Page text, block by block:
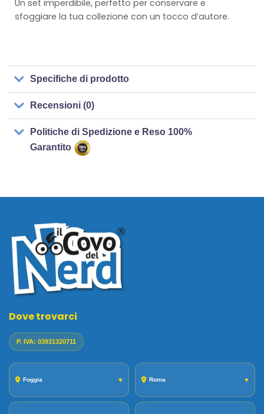
Un set imperdibile, perfetto per conservare e
sfoggiare la tua collezione con un tocco d’autore.
Specifiche di prodotto
Recensioni (0)
Politiche di Spedizione e Reso 100%
Garantito
Dove trovarci
P. IVA: 03931320711
Foggia ▼ Roma ▼